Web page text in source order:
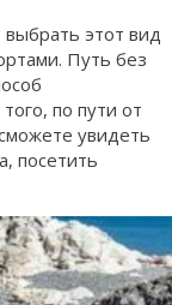
этот вид
Путь без
по пути от
увидеть
посетить